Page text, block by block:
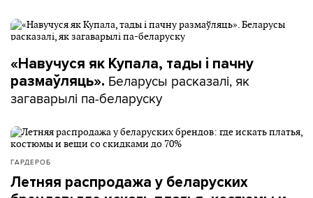
«Навучуся як Купала, тады і пачну
размаўляць». Беларусы расказалі, як
загаварылі па-беларуску
ГАРДЕРОБ
Летняя распродажа у беларуских